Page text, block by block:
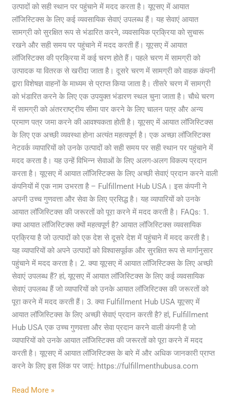
उत्पादों को सही स्थान पर पहुंचाने में मदद करता है। यूएसए में आयात
लॉजिस्टिक्स के लिए कई व्यवसायिक सेवाएं उपलब्ध हैं। यह सेवाएं आयात
सामग्री को सुरक्षित रूप से भंडारित करने, व्यवसायिक प्रक्रिया को सुचारू
रखने और सही समय पर पहुंचाने में मदद करती हैं। यूएसए में आयात
लॉजिस्टिक्स की प्रक्रिया में कई चरण होते हैं। पहले चरण में सामग्री को
उत्पादक या वितरक से खरीदा जाता है। दूसरे चरण में सामग्री को वाहक कंपनी
द्वारा विशेषज्ञ वाहनों के माध्यम से प्राप्त किया जाता है। तीसरे चरण में सामग्री
को भंडारित करने के लिए एक उपयुक्त भंडारण स्थल चुना जाता है। चौथे चरण
में सामग्री को अंतरराष्ट्रीय सीमा पार करने के लिए चालन पत्र और अन्य
प्रमाण पत्र जमा करने की आवश्यकता होती है। यूएसए में आयात लॉजिस्टिक्स
के लिए एक अच्छी व्यवस्था होना अत्यंत महत्वपूर्ण है। एक अच्छा लॉजिस्टिक्स
नेटवर्क व्यापारियों को उनके उत्पादों को सही समय पर सही स्थान पर पहुंचाने में
मदद करता है। यह उन्हें विभिन्न सेवाओं के लिए अलग-अलग विकल्प प्रदान
करता है। यूएसए में आयात लॉजिस्टिक्स के लिए अच्छी सेवाएं प्रदान करने वाली
कंपनियों में एक नाम उभरता है – Fulfillment Hub USA। इस कंपनी ने
अपनी उच्च गुणवत्ता और सेवा के लिए प्रसिद्ध है। यह व्यापारियों को उनके
आयात लॉजिस्टिक्स की जरूरतों को पूरा करने में मदद करती है। FAQs: 1.
क्या आयात लॉजिस्टिक्स क्यों महत्वपूर्ण है? आयात लॉजिस्टिक्स व्यवसायिक
प्रक्रिया है जो उत्पादों को एक देश से दूसरे देश में पहुंचाने में मदद करती है।
यह व्यापारियों को अपने उत्पादों को विश्वासपूर्वक और सुरक्षित रूप से मार्गानुसार
पहुंचाने में मदद करता है। 2. क्या यूएसए में आयात लॉजिस्टिक्स के लिए अच्छी
सेवाएं उपलब्ध हैं? हां, यूएसए में आयात लॉजिस्टिक्स के लिए कई व्यवसायिक
सेवाएं उपलब्ध हैं जो व्यापारियों को उनके आयात लॉजिस्टिक्स की जरूरतों को
पूरा करने में मदद करती हैं। 3. क्या Fulfillment Hub USA यूएसए में
आयात लॉजिस्टिक्स के लिए अच्छी सेवाएं प्रदान करती है? हां, Fulfillment
Hub USA एक उच्च गुणवत्ता और सेवा प्रदान करने वाली कंपनी है जो
व्यापारियों को उनके आयात लॉजिस्टिक्स की जरूरतों को पूरा करने में मदद
करती है। यूएसए में आयात लॉजिस्टिक्स के बारे में और अधिक जानकारी प्राप्त
करने के लिए इस लिंक पर जाएं: https://fulfillmenthubusa.com
Read More »